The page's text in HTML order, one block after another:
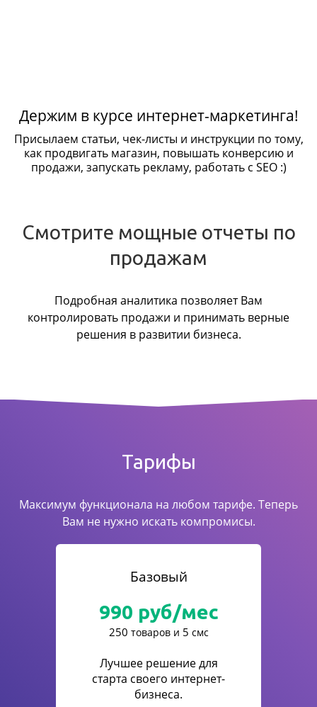
Держим в курсе интернет-маркетинга!
Присылаем статьи, чек-листы и инструкции по тому,
как продвигать магазин, повышать конверсию и
продажи, запускать рекламу, работать с SEO :)
Смотрите мощные отчеты по
продажам
Подробная аналитика позволяет Вам
контролировать продажи и принимать верные
решения в развитии бизнеса.
Тарифы
Максимум функционала на любом тарифе. Теперь
Вам не нужно искать компромисы.
Базовый
990 руб/мес
250 товаров и 5 смс
Лучшее решение для
старта своего интернет-
бизнеса.